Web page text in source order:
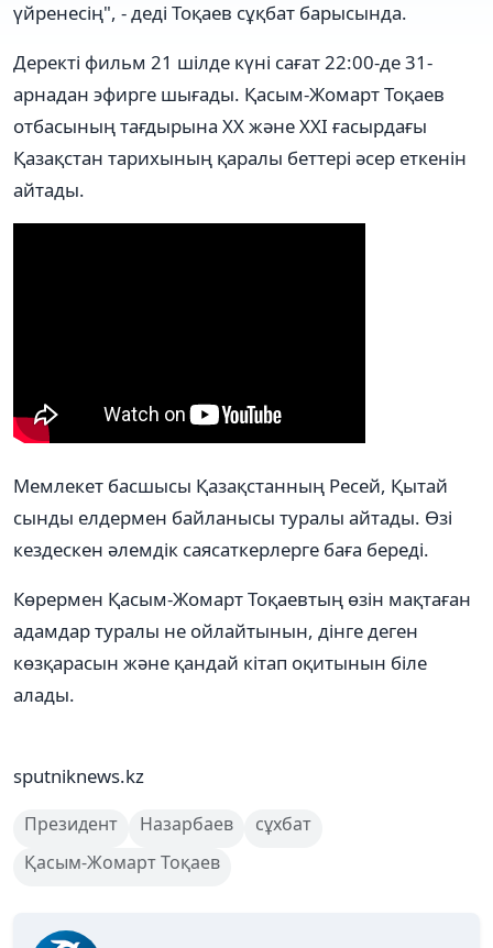
үйренесің", - деді Тоқаев сұқбат барысында.
Деректі фильм 21 шілде күні сағат 22:00-де 31-
арнадан эфирге шығады. Қасым-Жомарт Тоқаев
отбасының тағдырына XX және XXI ғасырдағы
Қазақстан тарихының қаралы беттері әсер еткенін
айтады.
Мемлекет басшысы Қазақстанның Ресей, Қытай
сынды елдермен байланысы туралы айтады. Өзі
кездескен әлемдік саясаткерлерге баға береді.
Көрермен Қасым-Жомарт Тоқаевтың өзін мақтаған
адамдар туралы не ойлайтынын, дінге деген
көзқарасын және қандай кітап оқитынын біле
алады.
sputniknews.kz
Президент Назарбаев
сұхбат
Қасым-Жомарт Тоқаев